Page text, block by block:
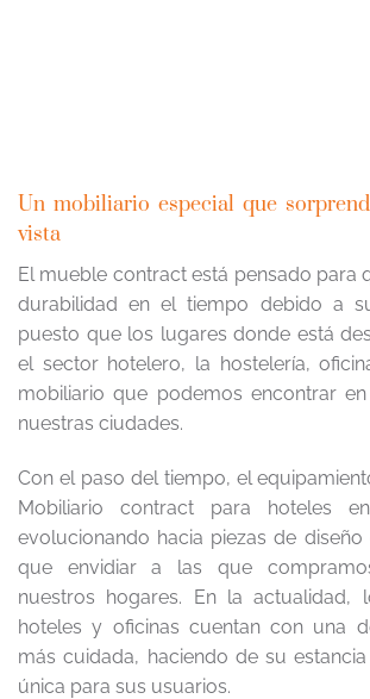
Un mobiliario especial que
vista
El mueble contract está pensado para
durabilidad en el tiempo debido a
puesto que los lugares donde está
el sector hotelero, la hostelería,
mobiliario que podemos encontrar
nuestras ciudades.
Con el paso del tiempo, el
Mobiliario contract para hoteles
evolucionando hacia piezas de
que envidiar a las que
nuestros hogares. En la actualidad,
hoteles y oficinas cuentan con una
más cuidada, haciendo de su
única para sus usuarios.